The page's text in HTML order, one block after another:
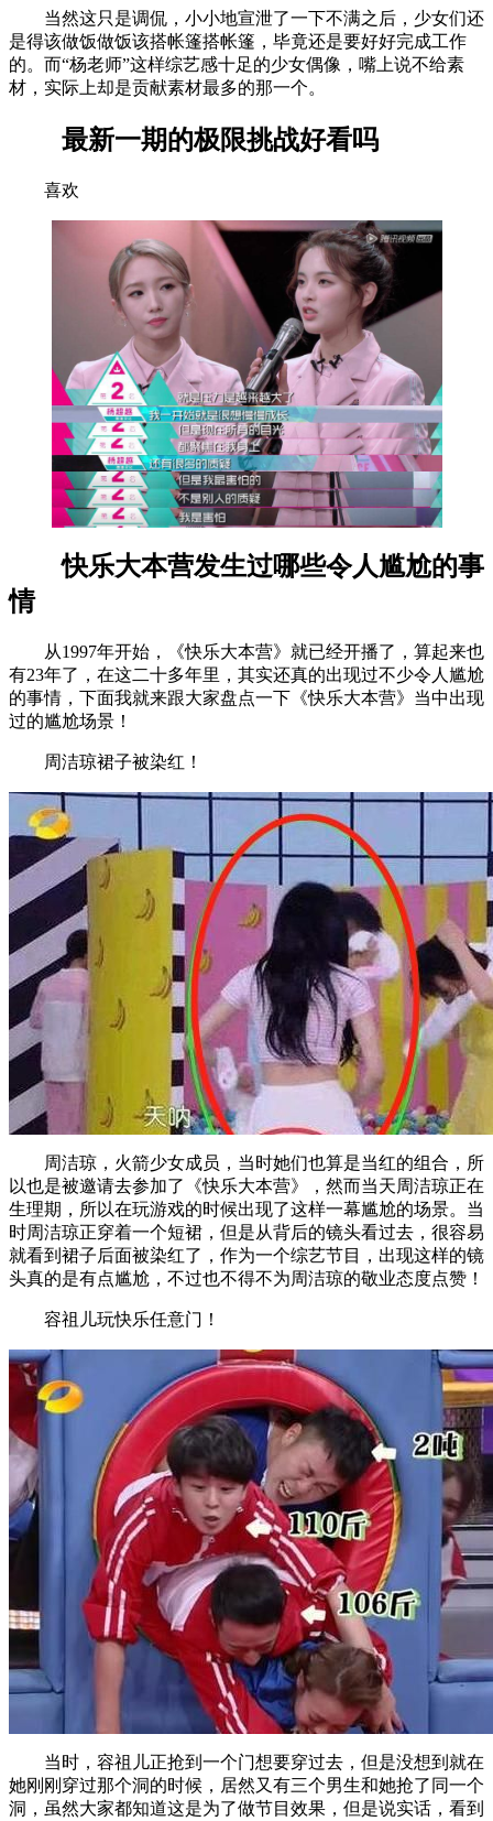
当然这只是调侃，小小地宣泄了一下不满之后，少女们还
是得该做饭做饭该搭帐篷搭帐篷，毕竟还是要好好完成工作
的。而“杨老师”这样综艺感十足的少女偶像，嘴上说不给素
材，实际上却是贡献素材最多的那一个。
最新一期的极限挑战好看吗
喜欢
快乐大本营发生过哪些令人尴尬的事
情
从1997年开始，《快乐大本营》就已经开播了，算起来也
有23年了，在这二十多年里，其实还真的出现过不少令人尴尬
的事情，下面我就来跟大家盘点一下《快乐大本营》当中出现
过的尴尬场景！
周洁琼裙子被染红！
周洁琼，火箭少女成员，当时她们也算是当红的组合，所
以也是被邀请去参加了《快乐大本营》，然而当天周洁琼正在
生理期，所以在玩游戏的时候出现了这样一幕尴尬的场景。当
时周洁琼正穿着一个短裙，但是从背后的镜头看过去，很容易
就看到裙子后面被染红了，作为一个综艺节目，出现这样的镜
头真的是有点尴尬，不过也不得不为周洁琼的敬业态度点赞！
容祖儿玩快乐任意门！
当时，容祖儿正抢到一个门想要穿过去，但是没想到就在
她刚刚穿过那个洞的时候，居然又有三个男生和她抢了同一个
洞，虽然大家都知道这是为了做节目效果，但是说实话，看到